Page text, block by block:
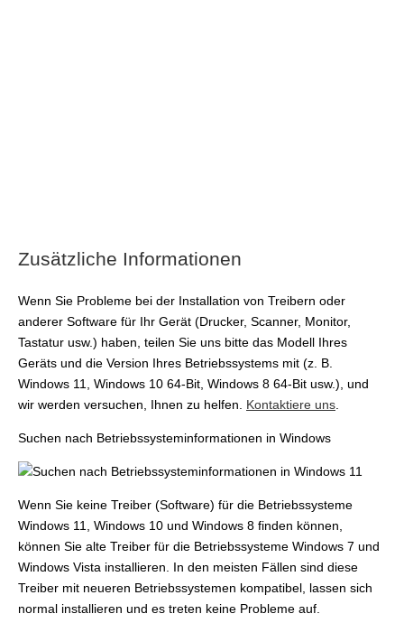
Zusätzliche Informationen
Wenn Sie Probleme bei der Installation von Treibern oder
anderer Software für Ihr Gerät (Drucker, Scanner, Monitor,
Tastatur usw.) haben, teilen Sie uns bitte das Modell Ihres
Geräts und die Version Ihres Betriebssystems mit (z. B.
Windows 11, Windows 10 64-Bit, Windows 8 64-Bit usw.), und
wir werden versuchen, Ihnen zu helfen. Kontaktiere uns
Suchen nach Betriebssysteminformationen in Windows
Wenn Sie keine Treiber (Software) für die Betriebssysteme
Windows 11, Windows 10 und Windows 8 finden können,
können Sie alte Treiber für die Betriebssysteme Windows 7 und
Windows Vista installieren. In den meisten Fällen sind diese
Treiber mit neueren Betriebssystemen kompatibel, lassen sich
normal installieren und es treten keine Probleme auf.